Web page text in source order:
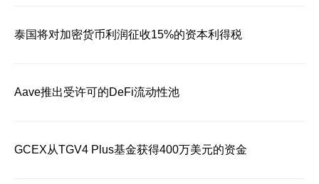
泰国将对加密货币利润征收15%的资本利得税
Aave推出受许可的DeFi流动性池
GCEX从TGV4 Plus基金获得400万美元的资金